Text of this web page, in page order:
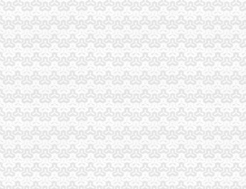
代办重庆工商执照年检代办
执照办理公司注销服务重庆工商年检今
问分类
程大揭之（一）-商务服务-绍兴
营业执照营业费用】价格_厂家_图片-
_百度知道
册工商营业执照-重庆58同城
网
业执照代办-爱喇叭网
住宅可以注册公司吗？_【公司注册服务】